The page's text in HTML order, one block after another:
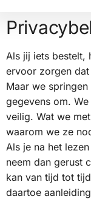
Als jij iets bestelt,
ervoor zorgen
Maar we
gegevens om.
veilig. Wat we
waarom we ze
Als je na het
neem dan gerust
kan van tijd tot
daartoe